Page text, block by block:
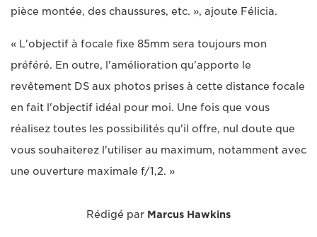
pièce montée, des chaussures, etc. », ajoute Félicia.
« L'objectif à focale fixe 85mm sera toujours mon
préféré. En outre, l'amélioration qu'apporte le
revêtement DS aux photos prises à cette distance focale
en fait l'objectif idéal pour moi. Une fois que vous
réalisez toutes les possibilités qu'il offre, nul doute que
vous souhaiterez l'utiliser au maximum, notamment avec
une ouverture maximale f/1,2. »
Rédigé par Marcus Hawkins